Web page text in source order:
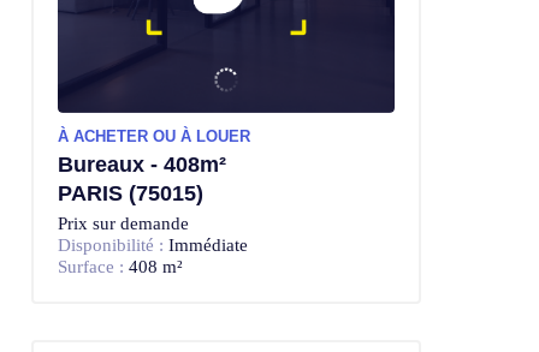
À ACHETER OU À LOUER
Bureaux - 408m²
PARIS (75015)
Prix sur demande
Disponibilité : Immédiate
Surface : 408 m²